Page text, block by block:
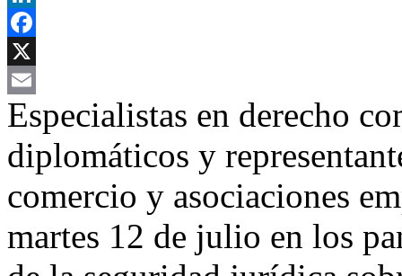
LinkedIn
Facebook
X
Email
Especialistas en derecho
diplomáticos y
comercio y asociaciones
martes 12 de julio en los